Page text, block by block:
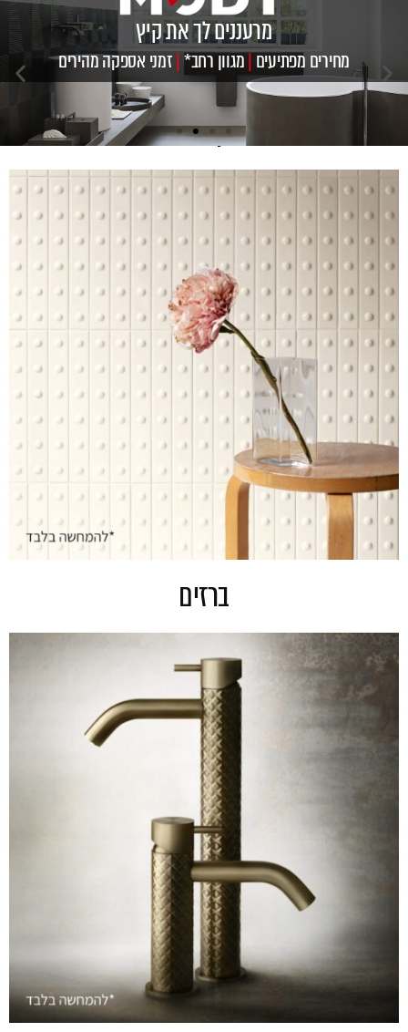
מרעננים לך את קיץ
מחירים מפתיעים|מגוון רחב*|זמני אספקה מהירים
ריצוף וחיפוי
ברזים